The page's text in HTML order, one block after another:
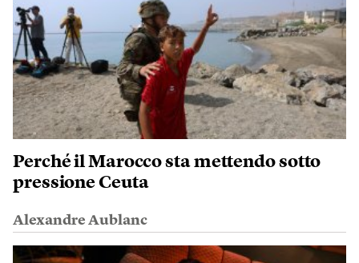
Perché il Marocco sta mettendo sotto
pressione Ceuta
Alexandre Aublanc